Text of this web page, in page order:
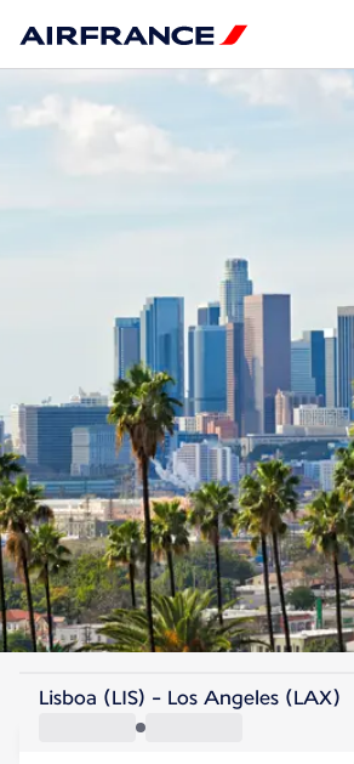
United States Of America
Los Angeles
Lisboa (LIS) - Los Angeles (LAX)